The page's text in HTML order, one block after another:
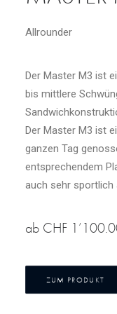
Allrounder
Der Master M3 ist
bis mittlere
Der Master M3 ist
ganzen Tag
entsprechendem
auch sehr sportlich
ab CHF
ZUM PRODUKT